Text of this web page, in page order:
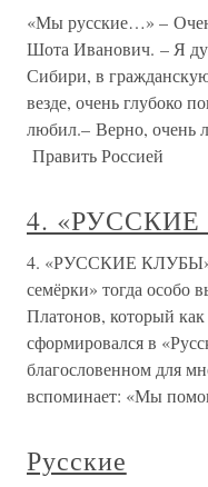
«Мы русские…» –
Шота Иванович. – Я
Сибири, в
везде, очень глубоко
любил.– Верно, очень
Править Россией
4.
4. «РУССКИЕ КЛУБЫ»
семёрки» тогда
Платонов, который
сформировался в
благословенном для
вспоминает: «Мы
Русские